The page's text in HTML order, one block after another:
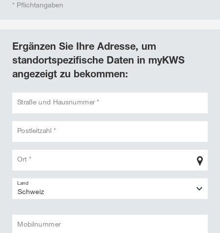
* Pflichtangaben
Ergänzen Sie Ihre Adresse, um
standortspezifische Daten in myKWS
angezeigt zu bekommen:
Straße und Hausnummer *
Postleitzahl *
Ort *
Land
Mobilnummer